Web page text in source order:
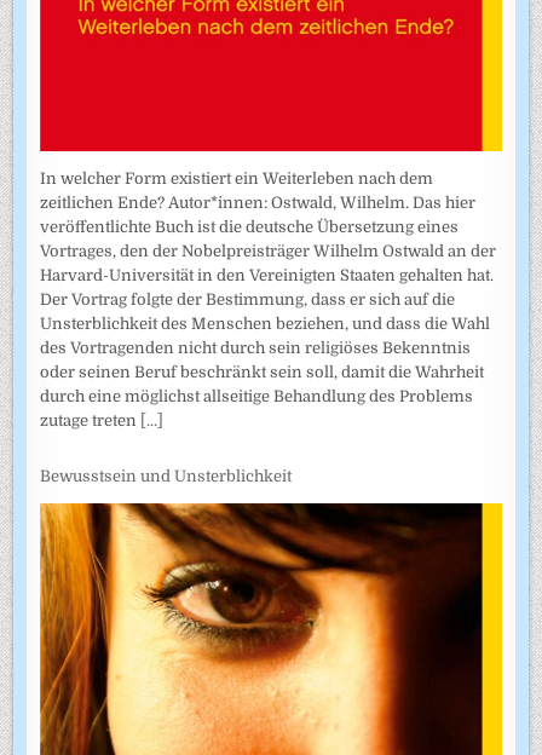
In welcher Form existiert ein Weiterleben nach dem
zeitlichen Ende? Autor*innen: Ostwald, Wilhelm. Das hier
veröffentlichte Buch ist die deutsche Übersetzung eines
Vortrages, den der Nobelpreisträger Wilhelm Ostwald an der
Harvard-Universität in den Vereinigten Staaten gehalten hat.
Der Vortrag folgte der Bestimmung, dass er sich auf die
Unsterblichkeit des Menschen beziehen, und dass die Wahl
des Vortragenden nicht durch sein religiöses Bekenntnis
oder seinen Beruf beschränkt sein soll, damit die Wahrheit
durch eine möglichst allseitige Behandlung des Problems
zutage treten [...]
Bewusstsein und Unsterblichkeit